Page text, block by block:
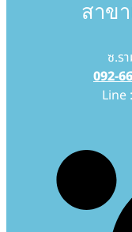
สาข
ซ.ร
092-
Line :